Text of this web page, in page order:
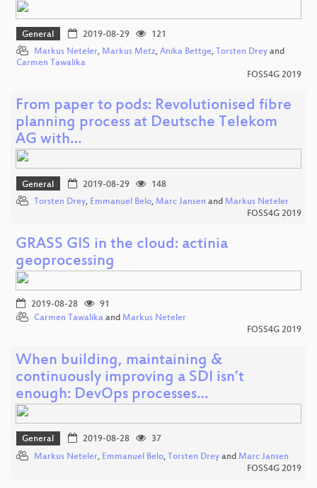
General 2019-08-29
121
Markus Neteler, Markus Metz, Anika Bettge, Torsten Drey and
Carmen Tawalika
FOSS4G 2019
From paper to pods: Revolutionised fibre
planning process at Deutsche Telekom
AG with…
General 2019-08-29
148
Torsten Drey, Emmanuel Belo, Marc Jansen and Markus Neteler
FOSS4G 2019
GRASS GIS in the cloud: actinia
geoprocessing
2019-08-28
91
Carmen Tawalika and Markus Neteler
FOSS4G 2019
When building, maintaining &
continuously improving a SDI isn’t
enough: DevOps processes…
General 2019-08-28
37
Markus Neteler, Emmanuel Belo, Torsten Drey and Marc Jansen
FOSS4G 2019